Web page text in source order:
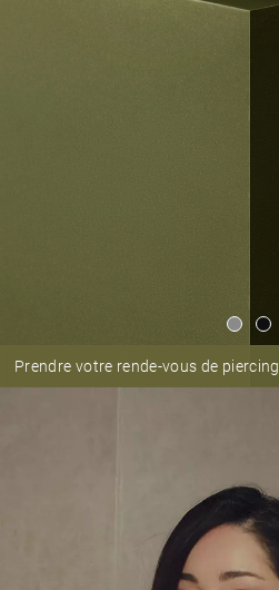
Prendre votre rende-vous de piercing